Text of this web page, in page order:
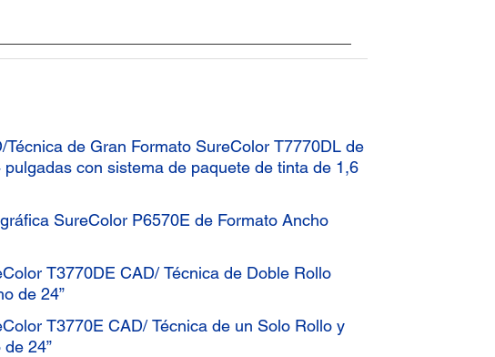
Técnica de Gran Formato SureColor T7770DL de
con sistema de paquete de tinta de 1,6
SureColor P6570E de Formato Ancho
T3770DE CAD/ Técnica de Doble Rollo
de 24”
T3770E CAD/ Técnica de un Solo Rollo y
24”